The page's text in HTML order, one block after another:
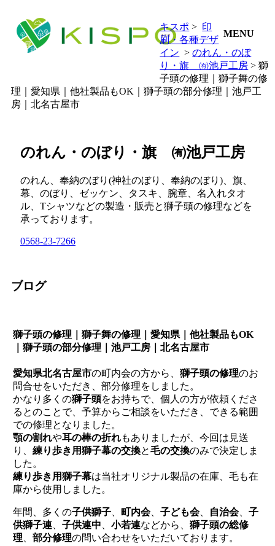
MENU
キスポ > 印
刷・各種デザ
イン >のれん・のぼ
り・旗 ㈲池戸工房 > 獅
子頭の修理｜獅子舞の修
理｜愛知県｜他社製品もOK｜獅子頭の部分修理｜池戸工
房｜北名古屋市
のれん・のぼり・旗 ㈲池戸工房
のれん、奉納のぼり(神社のぼり、奉納のぼり)、旗、
幕、のぼり、ゼッケン、タスキ、腕章、名入れタオ
ル、Tシャツなどの製造・販売と獅子頭の修理などを
承っております。
0568-23-7266
ブログ
獅子頭の修理｜獅子舞の修理｜愛知県｜他社製品もOK
｜獅子頭の部分修理｜池戸工房｜北名古屋市
愛知県北名古屋市の町内会の方から、 獅子頭の修理のお
問合せをいただき、部分修理をしました。
かなり多くの獅子頭をお持ちで、個人の方が依頼くださ
るとのことで、予算からご相談をいただき、できる範囲
での修理となりました。
顎の割れや耳の棒の折れもありましたが、今回は見送
り、 練り歩き用獅子幕の交換と毛の交換のみで決定しま
した。
練り歩き用獅子幕は当社オリジナル製品の在庫、毛も在
庫から使用しました。
年間、多くの子供獅子、 町内会、 子ども会、 自治会、 子
供獅子連、 子供連中 小若連などから、 獅子頭の総修
理
部分修理の問い合わせをいただいております。